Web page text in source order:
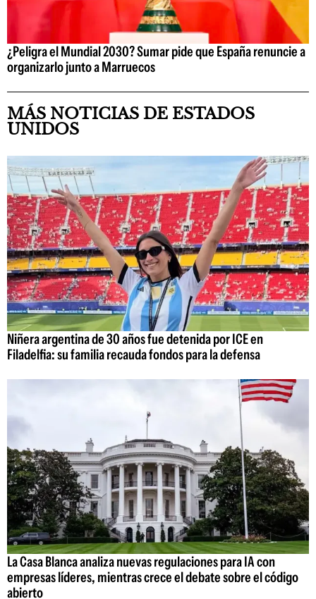
¿Peligra el Mundial 2030? Sumar pide que España renuncie a
organizarlo junto a Marruecos
MÁS NOTICIAS DE ESTADOS
UNIDOS
Niñera argentina de 30 años fue detenida por ICE en
Filadelfia: su familia recauda fondos para la defensa
La Casa Blanca analiza nuevas regulaciones para IA con
empresas líderes, mientras crece el debate sobre el código
abierto